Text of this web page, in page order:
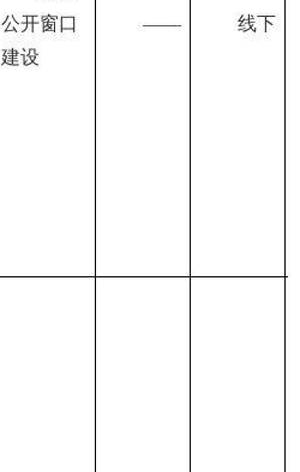
公开窗口
建设
—— 线下